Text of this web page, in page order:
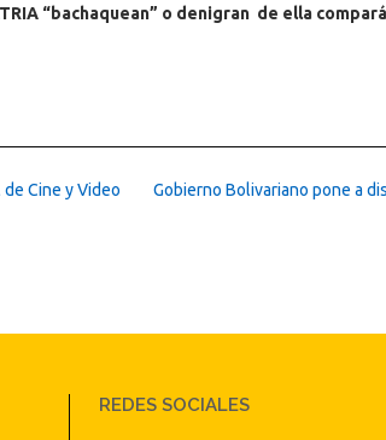
“bachaquean” o denigran de ella
Gobierno Bolivariano pone a
Cine y Video
REDES SOCIALES